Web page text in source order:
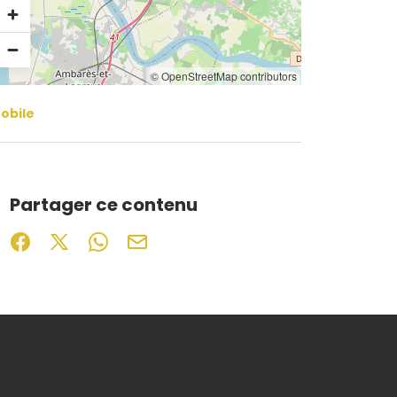
© OpenStreetMap contributors
Partager ce contenu
Partager sur Facebook (nouvelle fenêtre)
Partager sur X / Twitter (nouvelle fenêtre)
Partager sur WhatsApp
Partager par mail